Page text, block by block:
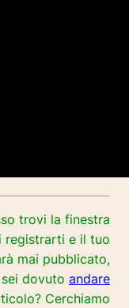
trovi la finestra
registrarti e il tuo
mai pubblicato,
dovuto andare
Cerchiamo